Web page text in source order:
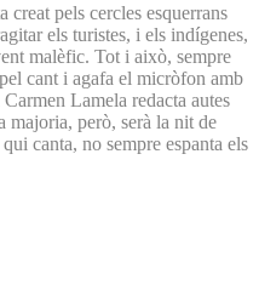
creat pels cercles esquerrans
els turistes, i els indígenes,
malèfic. Tot i això, sempre
cant i agafa el micròfon amb
Lamela redacta autes
majoria, però, serà la nit de
canta, no sempre espanta els